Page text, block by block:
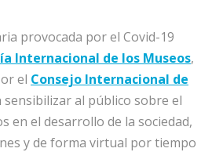
provocada por el Covid-19
Internacional de los Museos,
el Consejo Internacional de
sensibilizar al público sobre el
en el desarrollo de la sociedad,
y de forma virtual por tiempo